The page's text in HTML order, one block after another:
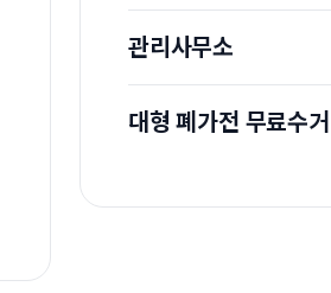
관리사무소
대형 폐가전 무료수거